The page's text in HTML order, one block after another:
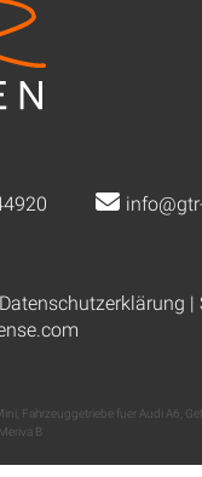
Datenschutzerklärung |
Fahrzeuggetriebe fuer Audi A6
B